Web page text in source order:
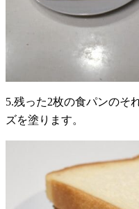
5.残った2枚の食パンのそ
ズを塗ります。